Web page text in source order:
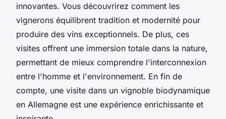
innovantes. Vous découvrirez comment les
vignerons équilibrent tradition et modernité pour
produire des vins exceptionnels. De plus, ces
visites offrent une immersion totale dans la nature,
permettant de mieux comprendre l'interconnexion
entre l'homme et l'environnement. En fin de
compte, une visite dans un vignoble biodynamique
en Allemagne est une expérience enrichissante et